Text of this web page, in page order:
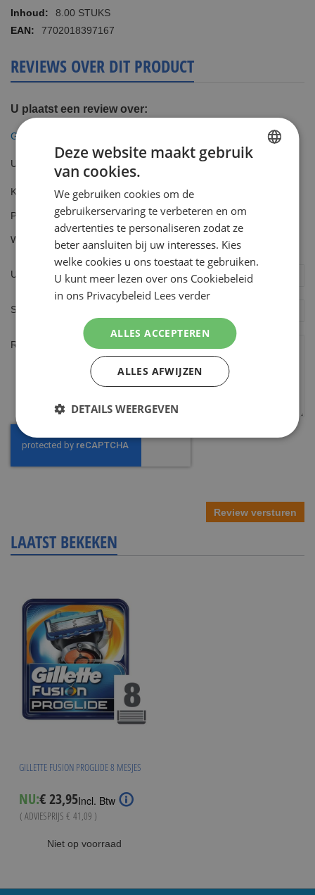
informatie
8.00 STUKS
7702018397167
REVIEWS OVER DIT PRODUCT
U plaatst een review over:
Gillette Fusion ProGlide 8 Mesjes
Uw waardering
Kwaliteit
Prijs
1
star
2
stars
3
stars
4
stars
5
stars
Waarde
star
stars
stars
stars
stars
Uw naam
Samenvatting
Review
Review versturen
LAATST BEKEKEN
GILLETTE FUSION PROGLIDE 8 MESJES
NU:Special
Price
€ 23,95Incl. Btw
( ADVIESPRIJS € 41,09 )
Niet op voorraad
Deze website maakt gebruik
van cookies.
We gebruiken cookies om de
gebruikerservaring te verbeteren en om
advertenties te personaliseren zodat ze
beter aansluiten bij uw interesses. Kies
welke cookies u ons toestaat te gebruiken.
U kunt meer lezen over ons Cookiebeleid
in ons Privacybeleid Lees verder
ALLES ACCEPTEREN
ALLES AFWIJZEN
DETAILS WEERGEVEN